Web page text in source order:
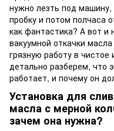
нужно лезть под машину,
пробку и потом полчаса
как фантастика? А вот и
вакуумной откачки
грязную работу в
детально разберем, что
работает, и почему он
Установка для
масла с мерной
зачем она нужна?